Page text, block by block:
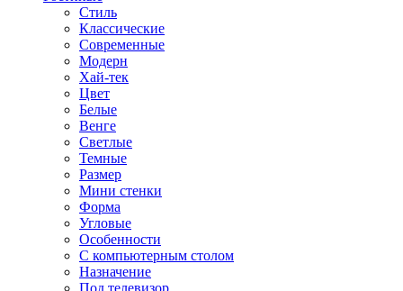
Стиль
Классические
Современные
Модерн
Хай-тек
Цвет
Белые
Венге
Светлые
Темные
Размер
Мини стенки
Форма
Угловые
Особенности
С компьютерным столом
Назначение
Под телевизор